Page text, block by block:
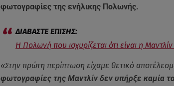
φωτογραφίες της ενήλικης Πολωνής.
Η Πολωνή που ισχυρίζεται ότι είναι η
«Στην πρώτη περίπτωση είχαμε θετικό
φωτογραφίες της Μαντλίν δεν υπήρξε καμία